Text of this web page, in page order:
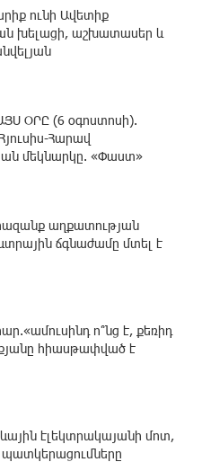
ունի Ավետիք
խելացի, աշխատասեր և
ՕՐԸ (6 օգոստոսի).
Հարավ
մեկնարկը. «Փաստ»
աղքատության
ճգնաժամը մտել է
ո՞նց է, քեռիդ
հիասթափված է
էլեկտրակայանի մոտ,